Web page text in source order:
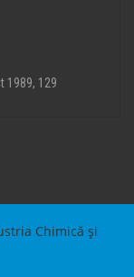
1989, 129
Chimică și